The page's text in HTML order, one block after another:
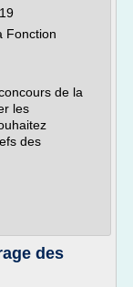
Fonction
de la
les
des
des